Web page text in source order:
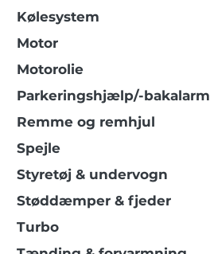
Kølesystem
Motor
Motorolie
Parkeringshjælp/-bakalarm
Remme og remhjul
Spejle
Styretøj & undervogn
Støddæmper & fjeder
Turbo